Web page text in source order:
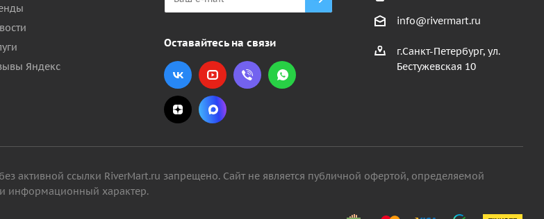
Яндекс
Оставайтесь на связи
info@rivermart.ru
г.Санкт-Петербург, ул.
Бестужевская 10
активной ссылки RiverMart.ru запрещено. Сайт не является публичной офертой, определяемой
информационный характер.